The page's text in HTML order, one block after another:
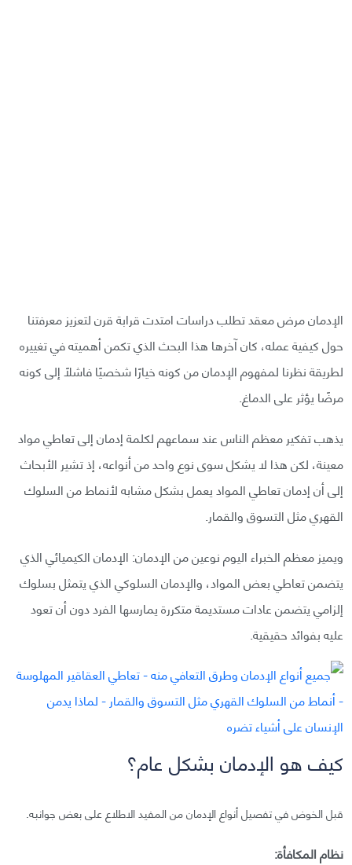
الإدمان مرض معقد تطلب دراسات امتدت قرابة قرن لتعزيز معرفتنا
حول كيفية عمله، كان آخرها هذا البحث الذي تكمن أهميته في تغييره
لطريقة نظرنا لمفهوم الإدمان من كونه خيارًا شخصيًا فاشلًا إلى كونه
مرضًا يؤثر على الدماغ.
يذهب تفكير معظم الناس عند سماعهم لكلمة إدمان إلى تعاطي مواد
معينة، لكن هذا لا يشكل سوى نوع واحد من أنواعه، إذ تشير الأبحاث
إلى أن إدمان تعاطي المواد يعمل بشكل مشابه لأنماط من السلوك
القهري مثل التسوق والقمار.
ويميز معظم الخبراء اليوم نوعين من الإدمان: الإدمان الكيميائي الذي
يتضمن تعاطي بعض المواد، والإدمان السلوكي الذي يتمثل بسلوك
إلزامي يتضمن عادات مستديمة متكررة يمارسها الفرد دون أن تعود
عليه بفوائد حقيقية.
كيف هو الإدمان بشكل عام؟
قبل الخوض في تفصيل أنواع الإدمان من المفيد الاطلاع على بعض جوانبه.
نظام المكافأة: